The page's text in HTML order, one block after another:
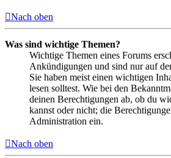
Nach oben
Was sind wichtige Themen?
Wichtige Themen eines Forums
Ankündigungen und sind nur auf
Sie haben meist einen wichtigen
lesen solltest. Wie bei den
deinen Berechtigungen ab, ob du
kannst oder nicht; die
Administration ein.
Nach oben